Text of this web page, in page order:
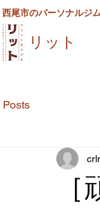
西尾市のパーソナルジ
リット